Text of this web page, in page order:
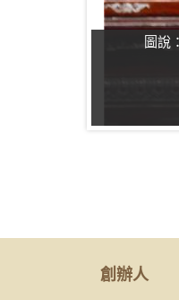
圖說
創辦人